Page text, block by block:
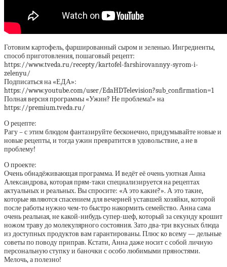
Готовим картофель, фаршированный сыром и зеленью. Ингредиенты,
способ приготовления, пошаговый рецепт:
https://www.tveda.ru/recepty/kartofel-farshirovannyy-syrom-i-
zelenyu/
Подписаться на «ЕДА»:
https://www.youtube.com/user/EdaHDTelevision?sub_confirmation=1
Полная версия программы «Ужин? Не проблема!» на
https://premium.tveda.ru/
О рецепте:
Рагу – с этим блюдом фантазируйте бесконечно, придумывайте новые и
новые рецепты, и тогда ужин превратится в удовольствие, а не в
проблему!
О проекте:
Очень обнадёживающая программа. И ведёт её очень уютная Анна
Александрова, которая прям-таки специализируется на рецептах
актуальных и реальных. Вы спросите: «А это какие?». А это такие,
которые являются спасением для вечерней уставшей хозяйки, которой
после работы нужно чем-то быстро накормить семейство. Анна сама
очень реальная, не какой-нибудь супер-шеф, который за секунду крошит
ножом траву до молекулярного состояния. Зато два-три вкусных блюда
из доступных продуктов вам гарантированы. Плюс ко всему — дельные
советы по поводу приправ. Кстати, Анна даже носит с собой личную
персональную ступку и баночки с особо любимыми пряностями.
Мелочь, а полезно!